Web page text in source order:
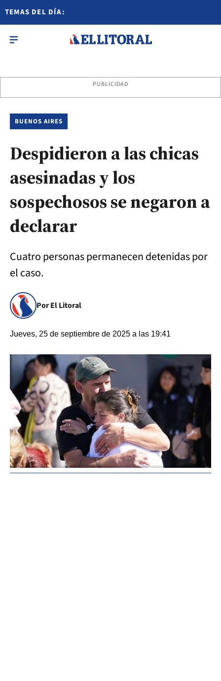
TEMAS DEL DÍA:
PUBLICIDAD
BUENOS AIRES
Despidieron a las chicas
asesinadas y los
sospechosos se negaron a
declarar
Cuatro personas permanecen detenidas por
el caso.
Por El Litoral
Jueves, 25 de septiembre de 2025 a las 19:41